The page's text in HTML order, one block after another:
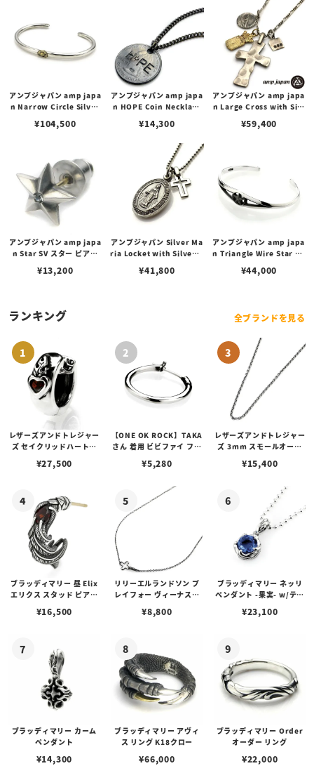
マイル
アンプジャパン amp japa
n Narrow Circle Silver
ー サークル シルバー バン
¥104,500
アンプジャパン amp japa
n HOPE Coin Necklace
¥14,300
アンプジャパン amp japa
n Large Cross with Silv
ラージクロスペンダント
¥59,400
アンプジャパン amp japa
n Star SV スター ピアス
¥13,200
アンプジャパン Silver Ma
ria Locket with Silver C
ット with シルバークロス
¥41,800
アンプジャパン amp japa
n Triangle Wire Star Ba
ングルワイヤースター バン
¥44,000
ランキング 全ブランドを見る
レザーズアンドトレジャー
ズ セイクリッドハートピ
¥27,500
【ONE OK ROCK】TAKA
さん 着用 ビビファイ フー
¥5,280
レザーズアンドトレジャー
ズ 3mm スモールオーバ
ブスタークラスプ＆LTロ
¥15,400
ブラッディマリー 昼 Elix
エリクス スタッド ピアス
¥16,500
リリーエルランドソン プ
レイフォー ヴィーナスチ
¥8,800
ブラッディマリー ネッリ
ペンダント -果実- w/ティ
¥23,100
ブラッディマリー カーム
ペンダント
¥14,300
ブラッディマリー アヴィ
ス リング K18クロー
¥66,000
ブラッディマリー Order
オーダー リング
¥22,000